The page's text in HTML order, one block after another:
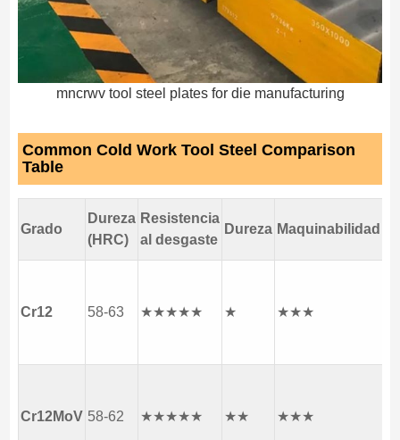
mncrwv tool steel plates for die manufacturing
Common Cold Work Tool Steel Comparison
Table
Grado
Dureza
(HRC)
Resistencia
al desgaste
Dureza Maquinabilidad
Cr12 58-63 ★★★★★ ★ ★★★
Cr12MoV 58-62 ★★★★★ ★★ ★★★